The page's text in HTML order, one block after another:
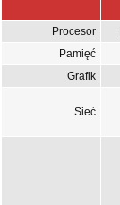
Procesor
Pamięć
Grafik
Sieć